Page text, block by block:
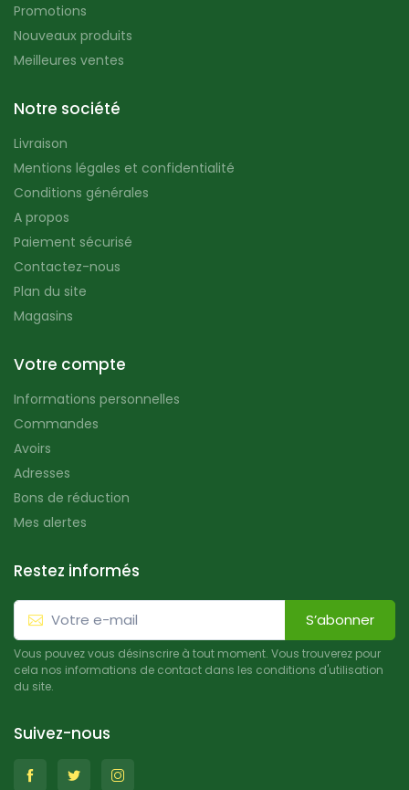
Promotions
Nouveaux produits
Meilleures ventes
Notre société
Livraison
Mentions légales et confidentialité
Conditions générales
A propos
Paiement sécurisé
Contactez-nous
Plan du site
Magasins
Votre compte
Informations personnelles
Commandes
Avoirs
Adresses
Bons de réduction
Mes alertes
Restez informés
S’abonner
Vous pouvez vous désinscrire à tout moment. Vous trouverez pour
cela nos informations de contact dans les conditions d'utilisation
du site.
Suivez-nous